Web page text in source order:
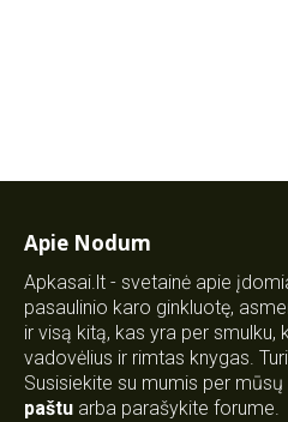
Apie Nodum
Apkasai.lt - svetainė apie
pasaulinio karo ginkluotę,
ir visą kitą, kas yra per
vadovėlius ir rimtas knygas.
Susisiekite su mumis per mūsų
paštu arba parašykite forume.